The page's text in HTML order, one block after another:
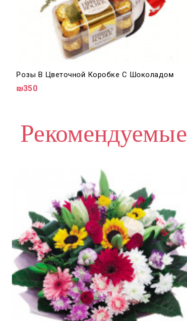
Розы В Цветочной Коробке С Шоколадом
₪350
Рекомендуемые